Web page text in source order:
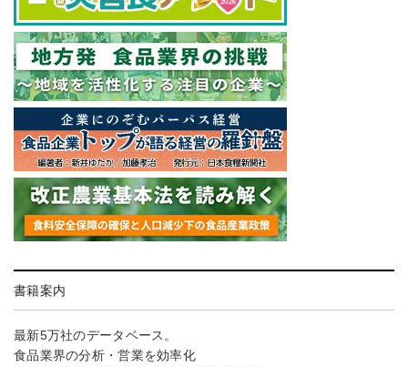
書籍案内
最新5万社のデータベース。
食品業界の分析・営業を効率化